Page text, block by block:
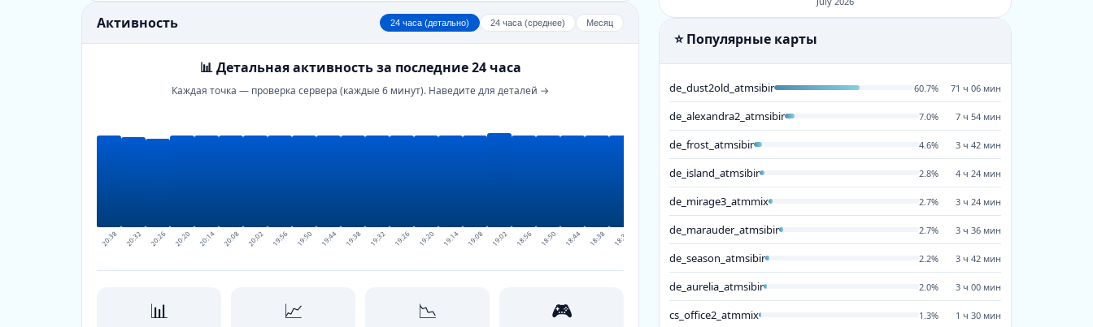
Активность 24 часа (детально) 24 часа (среднее) Месяц
📊 Детальная активность за последние 24 часа
Каждая точка — проверка сервера (каждые 6 минут). Наведите для деталей →
20:38 20:32 20:26 20:20 20:14 20:08 20:02 19:56 19:50 19:44 19:38 19:32 19:26 19:20 19:14 19:08 19:02 18:56 18:50 18:44 18:38 18:32 18:20 18:14 18:08 18:02 17:56 17:50 17:20 17:14 17:08 17:02
📊 📈 📉 🎮
⭐ Популярные карты
de_dust2old_atmsibir 60.7% 71 ч 06 мин
de_alexandra2_atmsibir 7.0% 7 ч 54 мин
de_frost_atmsibir 4.6% 3 ч 42 мин
de_island_atmsibir 2.8% 4 ч 24 мин
de_mirage3_atmmix 2.7% 3 ч 24 мин
de_marauder_atmsibir 2.7% 3 ч 36 мин
de_season_atmsibir 2.2% 3 ч 42 мин
de_aurelia_atmsibir 2.0% 3 ч 00 мин
cs_office2_atmmix 1.3% 1 ч 30 мин